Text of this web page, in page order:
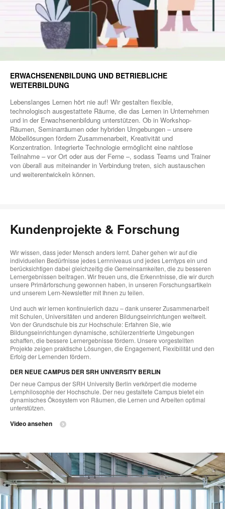
ERWACHSENENBILDUNG UND BETRIEBLICHE
WEITERBILDUNG
Lebenslanges Lernen hört nie auf! Wir gestalten flexible,
technologisch ausgestattete Räume, die das Lernen in Unternehmen
und in der Erwachsenenbildung unterstützen. Ob in Workshop-
Räumen, Seminarräumen oder hybriden Umgebungen – unsere
Möbellösungen fördern Zusammenarbeit, Kreativität und
Konzentration. Integrierte Technologie ermöglicht eine nahtlose
Teilnahme – vor Ort oder aus der Ferne –, sodass Teams und Trainer
von überall aus miteinander in Verbindung treten, sich austauschen
und weiterentwickeln können.
Kundenprojekte & Forschung
Wir wissen, dass jeder Mensch anders lernt. Daher gehen wir auf die
individuellen Bedürfnisse jedes Lernniveaus und jedes Lerntyps ein und
berücksichtigen dabei gleichzeitig die Gemeinsamkeiten, die zu besseren
Lernergebnissen beitragen. Wir freuen uns, die Erkenntnisse, die wir durch
unsere Primärforschung gewonnen haben, in unseren Forschungsartikeln
und unserem Lern-Newsletter mit Ihnen zu teilen.
Und auch wir lernen kontinuierlich dazu – dank unserer Zusammenarbeit
mit Schulen, Universitäten und anderen Bildungseinrichtungen weltweit.
Von der Grundschule bis zur Hochschule: Erfahren Sie, wie
Bildungseinrichtungen dynamische, schülerzentrierte Umgebungen
schaffen, die bessere Lernergebnisse fördern. Unsere vorgestellten
Projekte zeigen praktische Lösungen, die Engagement, Flexibilität und den
Erfolg der Lernenden fördern.
DER NEUE CAMPUS DER SRH UNIVERSITY BERLIN
Der neue Campus der SRH University Berlin verkörpert die moderne
Lernphilosophie der Hochschule. Der neu gestaltete Campus bietet ein
dynamisches Ökosystem von Räumen, die Lernen und Arbeiten optimal
unterstützen.
Video ansehen